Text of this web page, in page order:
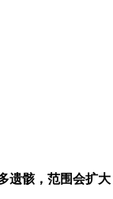
遗骸，范围会扩